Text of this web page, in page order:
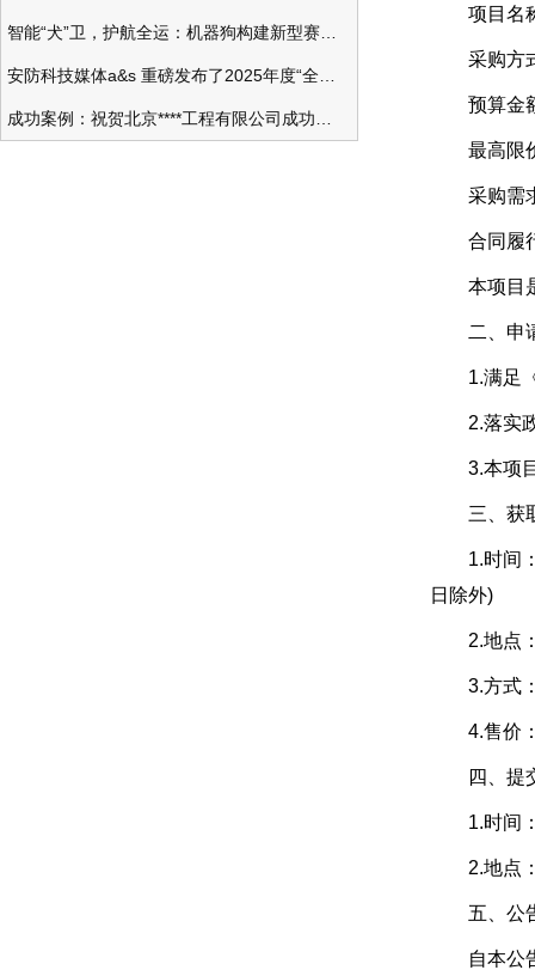
项目名称
采购方
预算金额
最高限价
采购需求
合同履行
本项目是
二、申请
1.满足《
2.落实政
3.本项目
三、获
1.时间：
日除外)
2.地点：
3.方式：
4.售价
四、提交
1.时间：
2.地点：
五、公
自本公告